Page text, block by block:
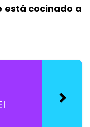
está cocinado a